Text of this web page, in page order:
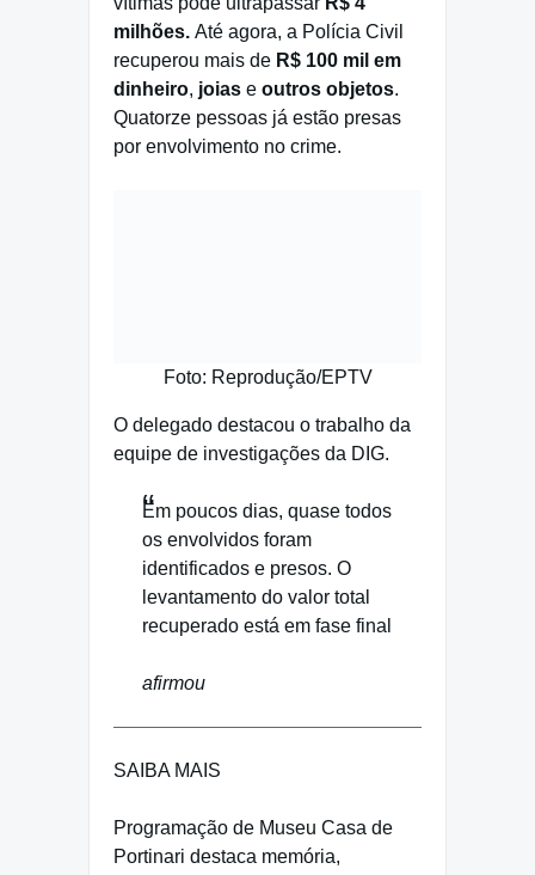
milhões. Até agora, a Polícia Civil
recuperou mais de R$ 100 mil em
dinheiro, joias e outros objetos.
Quatorze pessoas já estão presas
por envolvimento no crime.
Foto: Reprodução/EPTV
O delegado destacou o trabalho da
equipe de investigações da DIG.
Em poucos dias, quase todos
os envolvidos foram
identificados e presos. O
levantamento do valor total
recuperado está em fase final
afirmou
SAIBA MAIS
Programação de Museu Casa de
Portinari destaca memória,